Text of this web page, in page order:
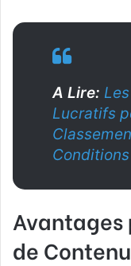
A Lire:
Lucratifs
Conditions
Avantages
de Contenu